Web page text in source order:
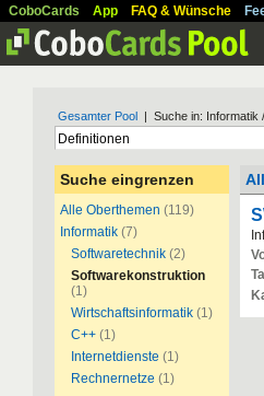
CoboCards App FAQ & Wünsche
Gesamter Pool | Suche in: Informatik
Suche eingrenzen
Alle Oberthemen (119)
Informatik (7)
Softwaretechnik (2)
Softwarekonstruktion
(1)
Wirtschaftsinformatik (1)
C++ (1)
Internetdienste (1)
Rechnernetze (1)